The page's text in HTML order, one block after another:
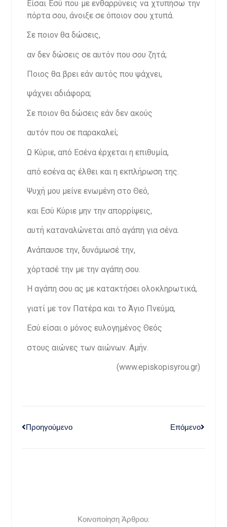
Είσαι Εσύ που με ενθαρρύνεις να χτυπήσω την
πόρτα σου, άνοιξε σε όποιον σου χτυπά.
Σε ποιον θα δώσεις,
αν δεν δώσεις σε αυτόν που σου ζητά;
Ποιος θα βρει εάν αυτός που ψάχνει,
ψάχνει αδιάφορα;
Σε ποιον θα δώσεις εάν δεν ακούς
αυτόν που σε παρακαλεί;
Ω Κύριε, από Εσένα έρχεται η επιθυμία,
από εσένα ας έλθει και η εκπλήρωση της.
Ψυχή μου μείνε ενωμένη στο Θεό,
και Εσύ Κύριε μην την απορρίψεις,
αυτή καταναλώνεται από αγάπη για σένα.
Ανάπαυσε την, δυνάμωσέ την,
χόρτασέ την με την αγάπη σου.
Η αγάπη σου ας με κατακτήσει ολοκληρωτικά,
γιατί με τον Πατέρα και το Άγιο Πνεύμα,
Εσύ είσαι ο μόνος ευλογημένος Θεός
στους αιώνες των αιώνων. Αμήν.
(www.episkopisyrou.gr)
Προηγούμενο Επόμενο
Κοινοποίηση Άρθρου: